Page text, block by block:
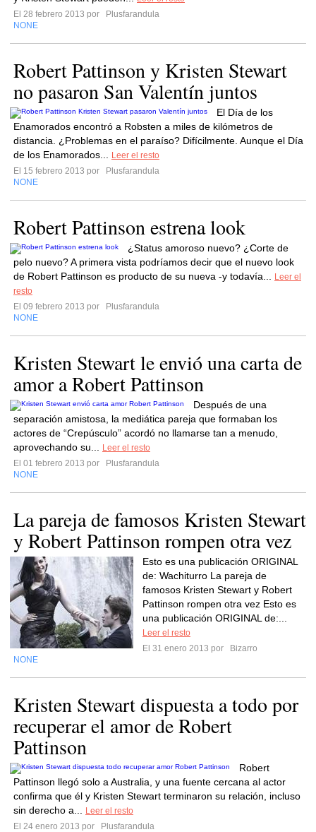
El 28 febrero 2013 por
Plusfarandula
NONE
Robert Pattinson y Kristen Stewart
no pasaron San Valentín juntos
El Día de los
Enamorados encontró a Robsten a miles de kilómetros de
distancia. ¿Problemas en el paraíso? Difícilmente. Aunque el Día
de los Enamorados...
Leer el resto
El 15 febrero 2013 por
Plusfarandula
NONE
Robert Pattinson estrena look
¿Status amoroso nuevo? ¿Corte de
pelo nuevo? A primera vista podríamos decir que el nuevo look
de Robert Pattinson es producto de su nueva -y todavía...
Leer el
resto
El 09 febrero 2013 por
Plusfarandula
NONE
Kristen Stewart le envió una carta de
amor a Robert Pattinson
Después de una
separación amistosa, la mediática pareja que formaban los
actores de “Crepúsculo” acordó no llamarse tan a menudo,
aprovechando su...
Leer el resto
El 01 febrero 2013 por
Plusfarandula
NONE
La pareja de famosos Kristen Stewart
y Robert Pattinson rompen otra vez
Esto es una publicación ORIGINAL
de: Wachiturro La pareja de
famosos Kristen Stewart y Robert
Pattinson rompen otra vez Esto es
una publicación ORIGINAL de:...
Leer el resto
El 31 enero 2013 por
Bizarro
NONE
Kristen Stewart dispuesta a todo por
recuperar el amor de Robert
Pattinson
Robert
Pattinson llegó solo a Australia, y una fuente cercana al actor
confirma que él y Kristen Stewart terminaron su relación, incluso
sin derecho a...
Leer el resto
El 24 enero 2013 por
Plusfarandula